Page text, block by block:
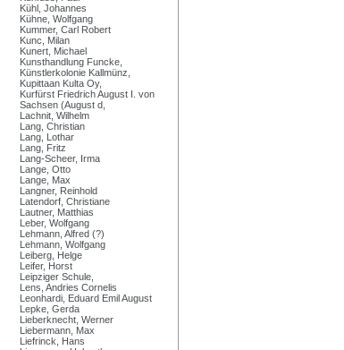
Kühl, Johannes
Kühne, Wolfgang
Kummer, Carl Robert
Kunc, Milan
Kunert, Michael
Kunsthandlung Funcke,
Künstlerkolonie Kallmünz,
Kupittaan Kulta Oy,
Kurfürst Friedrich August I. von
Sachsen (August d,
Lachnit, Wilhelm
Lang, Christian
Lang, Lothar
Lang, Fritz
Lang-Scheer, Irma
Lange, Otto
Lange, Max
Langner, Reinhold
Latendorf, Christiane
Lautner, Matthias
Leber, Wolfgang
Lehmann, Alfred (?)
Lehmann, Wolfgang
Leiberg, Helge
Leifer, Horst
Leipziger Schule,
Lens, Andries Cornelis
Leonhardi, Eduard Emil August
Lepke, Gerda
Lieberknecht, Werner
Liebermann, Max
Liefrinck, Hans